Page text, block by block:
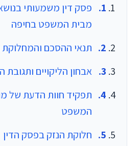
פסק דין משמעותי בנושא
מבית המשפט בחיפה
תנאי ההסכם והמחלוקת
אבחון הליקויים ותגובת
תפקיד חוות הדעת של
המשפט
חלוקת הנזק בפסק הדין